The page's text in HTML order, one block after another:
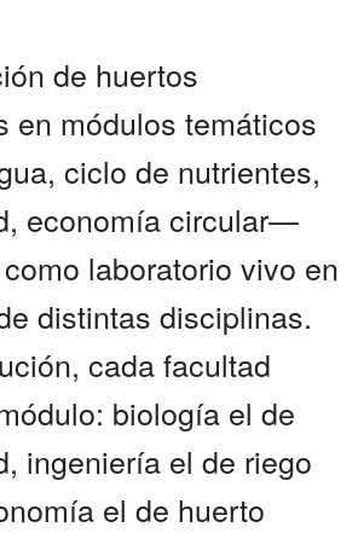
de huertos
en módulos temáticos
ciclo de nutrientes,
economía circular—
laboratorio vivo en
distintas disciplinas.
cada facultad
biología el de
ingeniería el de riego
el de huerto